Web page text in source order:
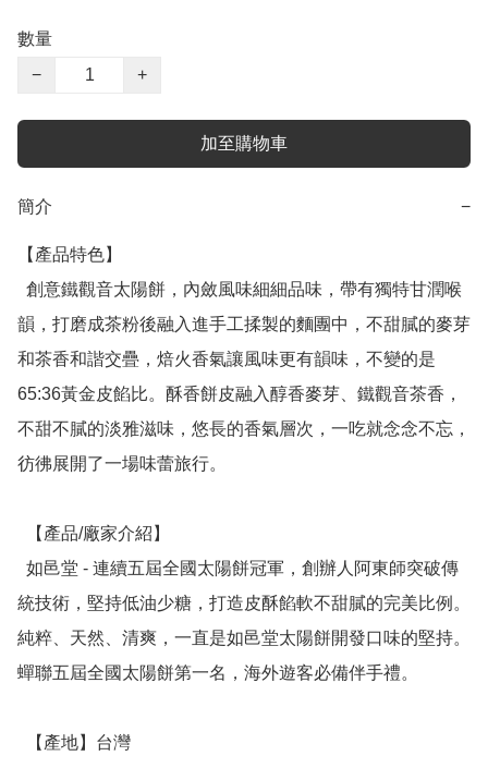
數量
−
+
加至購物車
簡介 −
【產品特色】
韻，打磨成茶粉後融入進手工揉製的麵團中，不甜膩的麥芽
和茶香和諧交疊，焙火香氣讓風味更有韻味，不變的是
65:36黃金皮餡比。酥香餅皮融入醇香麥芽、鐵觀音茶香，
不甜不膩的淡雅滋味，悠長的香氣層次，一吃就念念不忘，
彷彿展開了一場味蕾旅行。
統技術，堅持低油少糖，打造皮酥餡軟不甜膩的完美比例。
純粹、天然、清爽，一直是如邑堂太陽餅開發口味的堅持。
蟬聯五屆全國太陽餅第一名，海外遊客必備伴手禮。
  【產地】台灣